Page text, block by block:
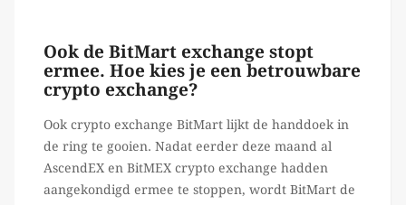
Ook de BitMart exchange stopt
ermee. Hoe kies je een betrouwbare
crypto exchange?
Ook crypto exchange BitMart lijkt de handdoek in
de ring te gooien. Nadat eerder deze maand al
AscendEX en BitMEX crypto exchange hadden
aangekondigd ermee te stoppen, wordt BitMart de